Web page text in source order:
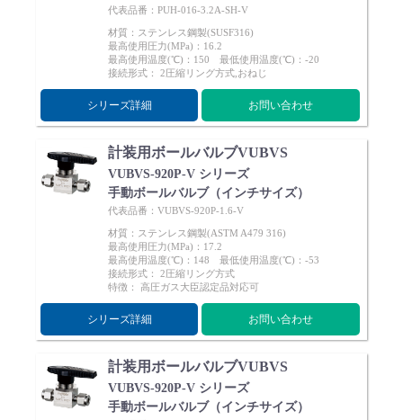
説明会・講習会
ログイン
Corporate Blog
Language：日本語／English
お問い合わせ
代表品番：PUH-016-3.2A-SH-V
材質：ステンレス鋼製(SUSF316)
最高使用圧力(MPa)：16.2
最高使用温度(℃)：150 最低使用温度(℃)：-20
接続形式： 2圧縮リング方式,おねじ
シリーズ詳細 お問い合わせ
計装用ボールバルブVUBVS
VUBVS-920P-V シリーズ
手動ボールバルブ（インチサイズ）
代表品番：VUBVS-920P-1.6-V
材質：ステンレス鋼製(ASTM A479 316)
最高使用圧力(MPa)：17.2
最高使用温度(℃)：148 最低使用温度(℃)：-53
接続形式： 2圧縮リング方式
特徴： 高圧ガス大臣認定品対応可
シリーズ詳細 お問い合わせ
計装用ボールバルブVUBVS
VUBVS-920P-V シリーズ
手動ボールバルブ（インチサイズ）